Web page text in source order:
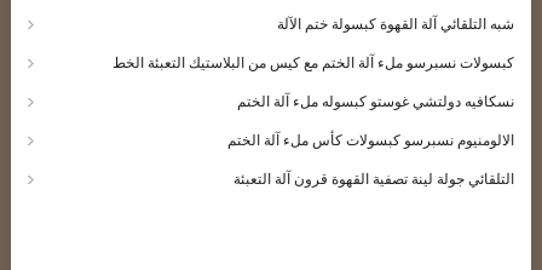
شبه التلقائي آلة القهوة كبسولة ختم الآلة
كبسولات نسبرسو ملء آلة الختم مع كيس من البلاستيك التعبئة الخط
نسكافيه دولتشي غوستو كبسوله ملء آلة الختم
الالومنيوم نسبرسو كبسولات كأس ملء آلة الختم
التلقائي جولة لينة تصفية القهوة قرون آلة التعبئة